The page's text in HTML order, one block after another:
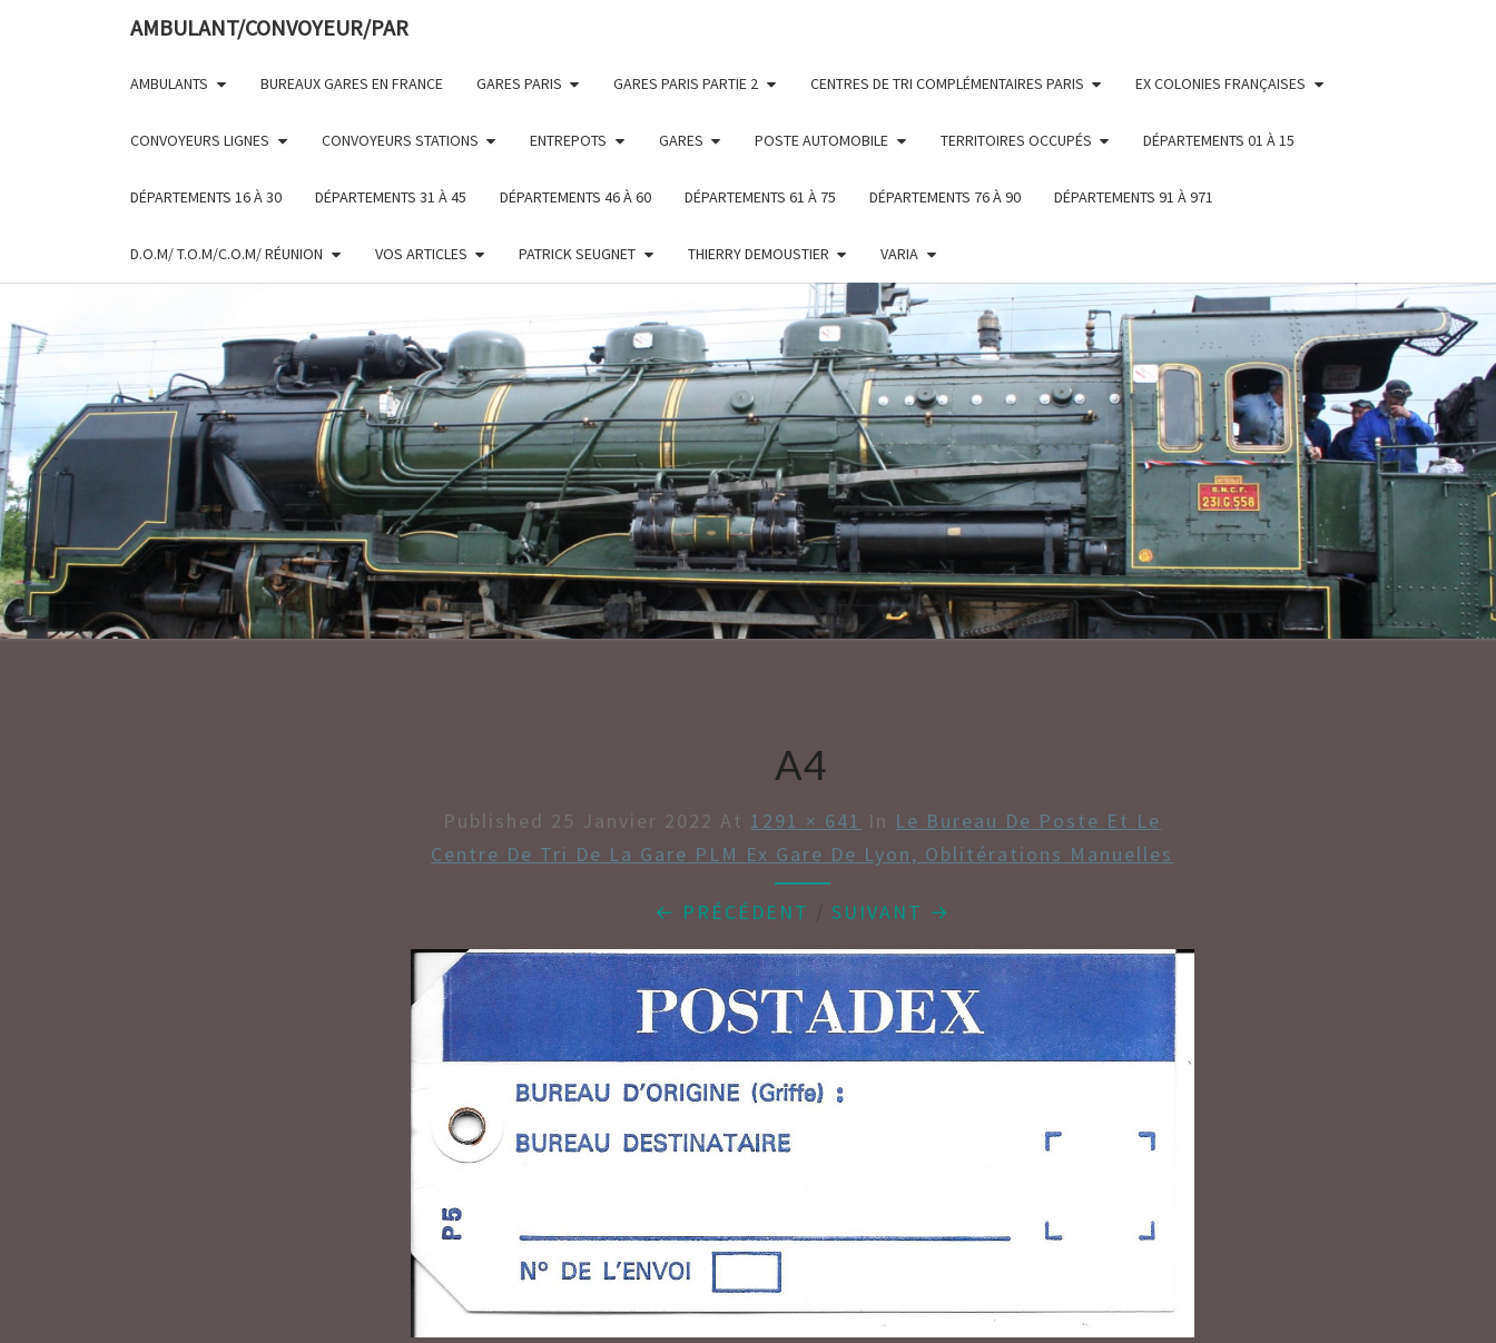
AMBULANT/CONVOYEUR/PAR
AMBULANTS BUREAUX GARES EN FRANCE GARES PARIS GARES PARIS PARTIE 2 CENTRES DE TRI COMPLÉMENTAIRES PARIS EX COLONIES FRANÇAISES
CONVOYEURS LIGNES CONVOYEURS STATIONS ENTREPOTS GARES POSTE AUTOMOBILE TERRITOIRES OCCUPÉS DÉPARTEMENTS 01 À 15
DÉPARTEMENTS 16 À 30 DÉPARTEMENTS 31 À 45 DÉPARTEMENTS 46 À 60 DÉPARTEMENTS 61 À 75 DÉPARTEMENTS 76 À 90 DÉPARTEMENTS 91 À 971
D.O.M/ T.O.M/C.O.M/ RÉUNION VOS ARTICLES PATRICK SEUGNET THIERRY DEMOUSTIER VARIA
AMBULANT/
A4
Published 25 Janvier 2022 At 1291 × 641 In Le Bureau De Poste Et Le
Centre De Tri De La Gare PLM Ex Gare De Lyon, Oblitérations Manuelles
← PRÉCÉDENT / SUIVANT →